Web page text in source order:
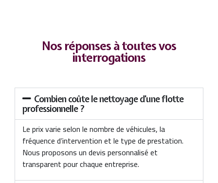
Nos réponses à toutes vos
interrogations
Combien coûte le nettoyage d’une flotte
professionnelle ?
Le prix varie selon le nombre de véhicules, la
fréquence d’intervention et le type de prestation.
Nous proposons un devis personnalisé et
transparent pour chaque entreprise.